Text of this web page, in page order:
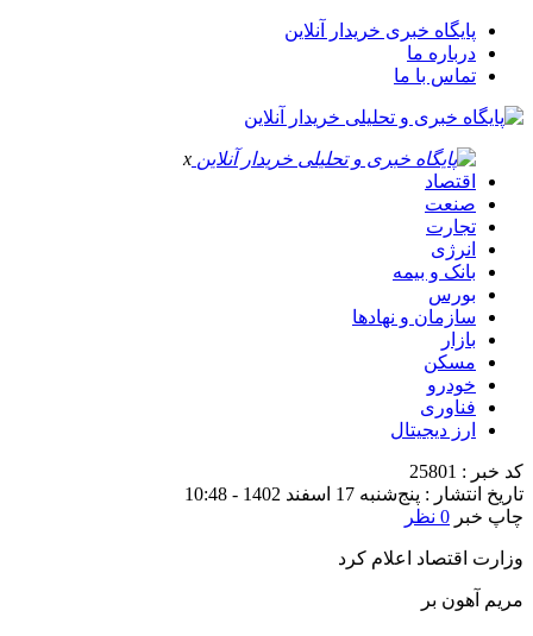
پایگاه خبری خریدار آنلاین
درباره ما
تماس با ما
x
اقتصاد
صنعت
تجارت
انرژی
بانک و بیمه
بورس
سازمان و نهادها
بازار
مسکن
خودرو
فناوری
ارز دیجیتال
کد خبر : 25801
تاریخ انتشار : پنج‌شنبه 17 اسفند 1402 - 10:48
چاپ خبر 0 نظر
وزارت اقتصاد اعلام کرد
مریم آهون بر